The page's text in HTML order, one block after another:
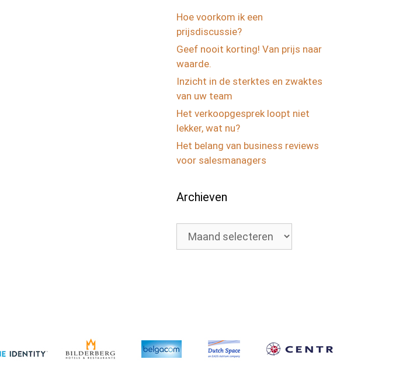
Hoe voorkom ik een
prijsdiscussie?
Geef nooit korting! Van prijs naar
waarde.
Inzicht in de sterktes en zwaktes
van uw team
Het verkoopgesprek loopt niet
lekker, wat nu?
Het belang van business reviews
voor salesmanagers
Archieven
Archieven